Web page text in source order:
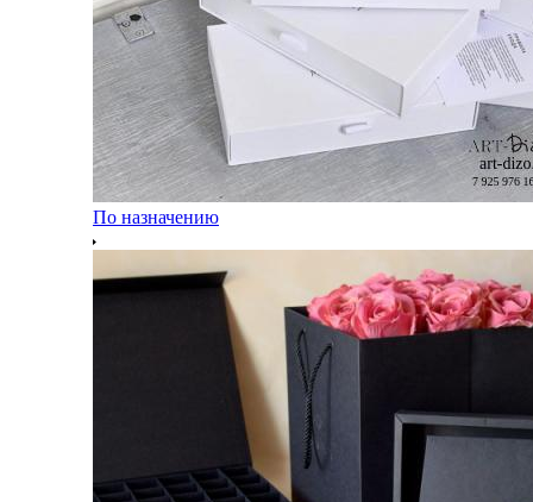
По назначению